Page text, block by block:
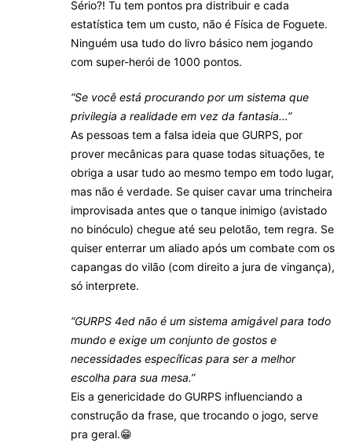
Sério?! Tu tem pontos pra distribuir e cada
estatística tem um custo, não é Física de Foguete.
Ninguém usa tudo do livro básico nem jogando
com super-herói de 1000 pontos.
“Se você está procurando por um sistema que
privilegia a realidade em vez da fantasia…”
As pessoas tem a falsa ideia que GURPS, por
prover mecânicas para quase todas situações, te
obriga a usar tudo ao mesmo tempo em todo lugar,
mas não é verdade. Se quiser cavar uma trincheira
improvisada antes que o tanque inimigo (avistado
no binóculo) chegue até seu pelotão, tem regra. Se
quiser enterrar um aliado após um combate com os
capangas do vilão (com direito a jura de vingança),
só interprete.
“GURPS 4ed não é um sistema amigável para todo
mundo e exige um conjunto de gostos e
necessidades específicas para ser a melhor
escolha para sua mesa.”
Eis a genericidade do GURPS influenciando a
construção da frase, que trocando o jogo, serve
pra geral.😁